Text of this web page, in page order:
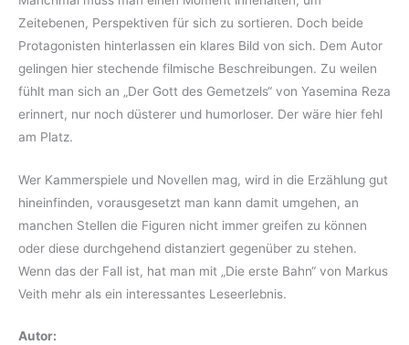
Zeitebenen, Perspektiven für sich zu sortieren. Doch beide
Protagonisten hinterlassen ein klares Bild von sich. Dem Autor
gelingen hier stechende filmische Beschreibungen. Zu weilen
fühlt man sich an „Der Gott des Gemetzels“ von Yasemina Reza
erinnert, nur noch düsterer und humorloser. Der wäre hier fehl
am Platz.
Wer Kammerspiele und Novellen mag, wird in die Erzählung gut
hineinfinden, vorausgesetzt man kann damit umgehen, an
manchen Stellen die Figuren nicht immer greifen zu können
oder diese durchgehend distanziert gegenüber zu stehen.
Wenn das der Fall ist, hat man mit „Die erste Bahn“ von Markus
Veith mehr als ein interessantes Leseerlebnis.
Autor: